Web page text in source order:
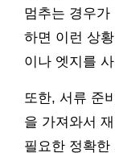
멈추는 경우
하면 이런 상
이나 엣지를
또한, 서류 준
을 가져와서
필요한 정확